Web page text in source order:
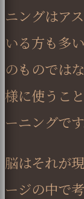
ニングはア
いる方も多
のものでは
様に使うこ
ーニングです
脳はそれが
ージの中で